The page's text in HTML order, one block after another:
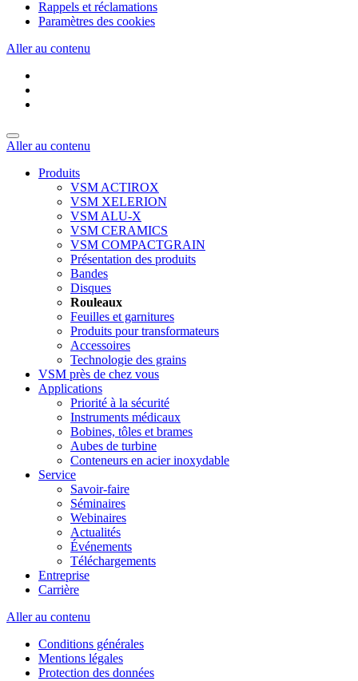
Rappels et réclamations
Paramètres des cookies
Aller au contenu
Aller au contenu
Produits
VSM ACTIROX
VSM XELERION
VSM ALU-X
VSM CERAMICS
VSM COMPACTGRAIN
Présentation des produits
Bandes
Disques
Rouleaux
Feuilles et garnitures
Produits pour transformateurs
Accessoires
Technologie des grains
VSM près de chez vous
Applications
Priorité à la sécurité
Instruments médicaux
Bobines, tôles et brames
Aubes de turbine
Conteneurs en acier inoxydable
Service
Savoir-faire
Séminaires
Webinaires
Actualités
Événements
Téléchargements
Entreprise
Carrière
Aller au contenu
Conditions générales
Mentions légales
Protection des données